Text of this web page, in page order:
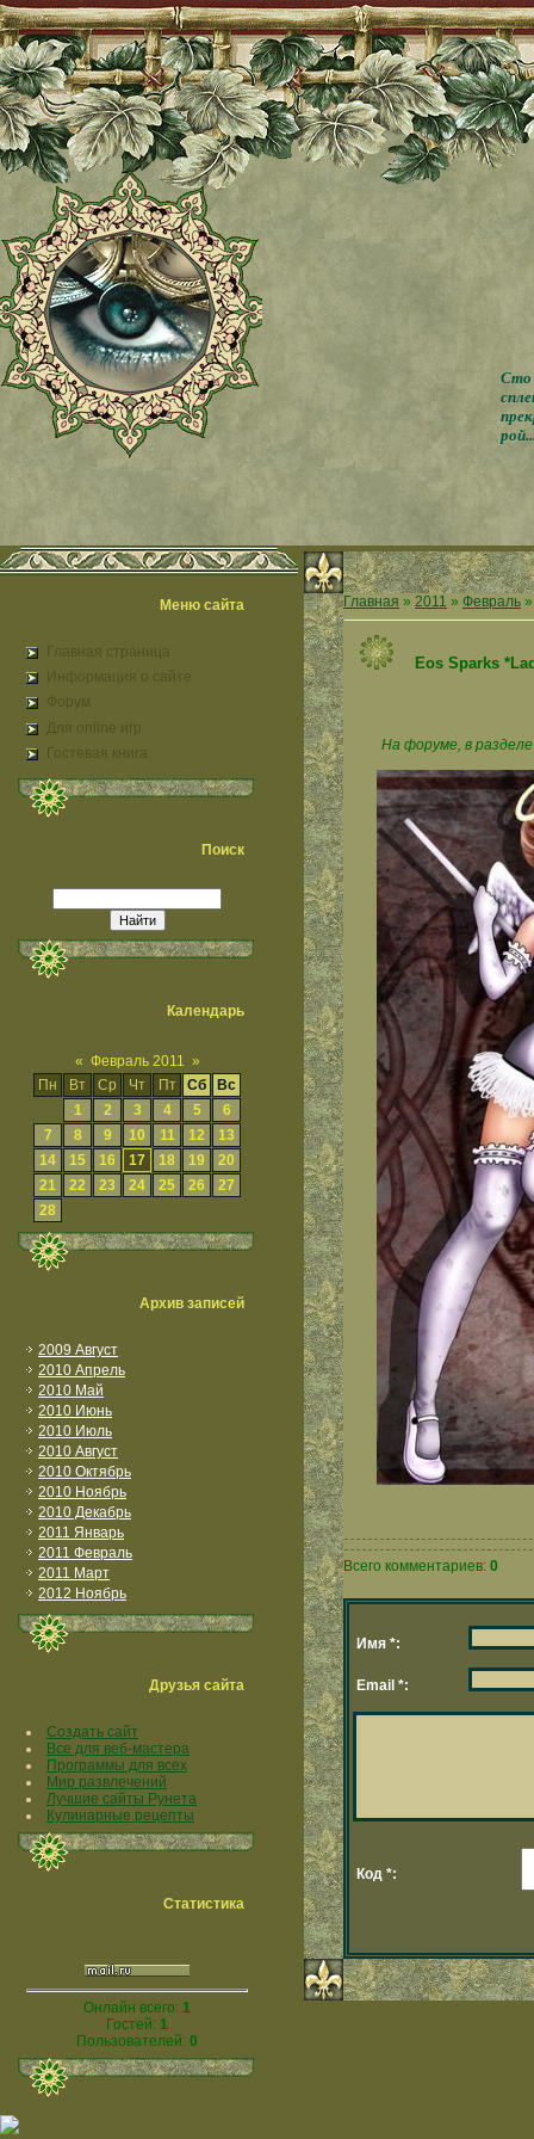
Сто
Меню сайта
Главная страница
Информация о сайте
Форум
Для online игр
Гостевая книга
Поиск
Календарь
« Февраль 2011 »
Пн
Вт Ср Чт Пт Сб
Вс
1
2 3 4 5
6
7
8 9 10 11 12
13
14
15 16 17 18 19
20
21
22 23 24 25 26
27
28
Архив записей
2009 Август
2010 Апрель
2010 Май
2010 Июнь
2010 Июль
2010 Август
2010 Октябрь
2010 Ноябрь
2010 Декабрь
2011 Январь
2011 Февраль
2011 Март
2012 Ноябрь
Друзья сайта
Создать сайт
Все для веб-мастера
Программы для всех
Мир развлечений
Лучшие сайты Рунета
Кулинарные рецепты
Статистика
Онлайн всего: 1
Гостей: 1
Пользователей: 0
Главная » 2011 » Февраль »
Eos Sparks
На форуме, в
Всего комментариев: 0
Имя *:
Email *:
Код *: